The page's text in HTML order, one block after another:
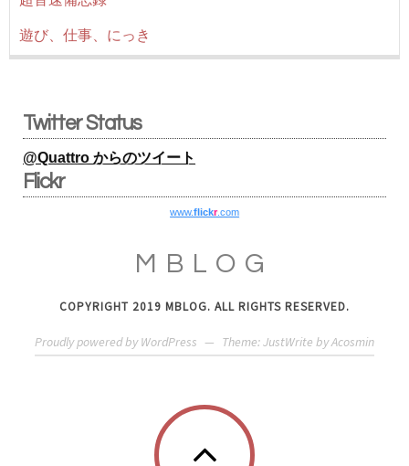
遊び、仕事、にっき
Twitter Status
@Quattro からのツイート
Flickr
www.flickr.com
MBLOG
COPYRIGHT 2019 MBLOG. ALL RIGHTS RESERVED.
Proudly powered by WordPress — Theme: JustWrite byAcosmin